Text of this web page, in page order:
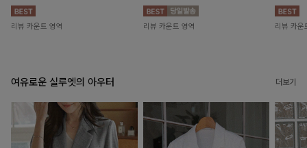
리뷰 카운트 영역 리뷰 카운트 영역 리뷰 카운
여유로운 실루엣의 아우터 더보기